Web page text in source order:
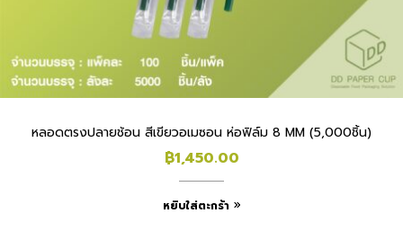
หลอดตรงปลายช้อน สีเขียวอเมซอน ห่อฟิล์ม 8 MM (5,000ชิ้น)
฿1,450.00
หยิบใส่ตะกร้า